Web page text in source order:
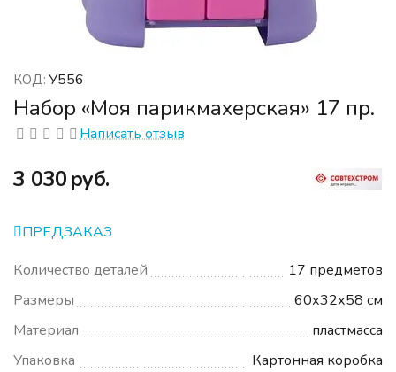
КОД: У556
Набор «Моя парикмахерская» 17 пр.
Написать отзыв
‍3 030‍руб.
ПРЕДЗАКАЗ
Количество деталей
17 предметов
Размеры
60х32х58 см
Материал
пластмасса
Упаковка
Картонная коробка